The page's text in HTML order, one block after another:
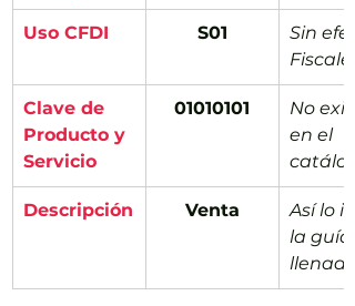
​Uso CFDI S01
Sin
Fiscales
Clave de
Producto y
Servicio
01010101
No
en el
​Descripción Venta
Así lo
la guía
llenado